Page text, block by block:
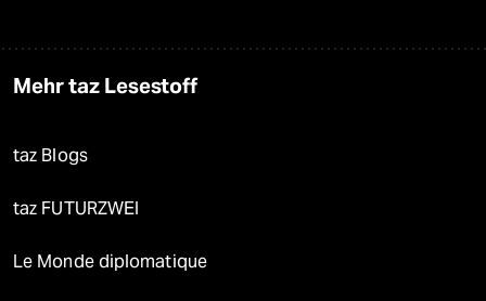
Mehr taz Lesestoff
taz Blogs
taz FUTURZWEI
Le Monde diplomatique